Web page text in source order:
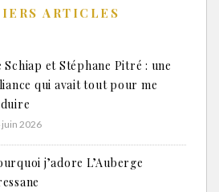
ARTICLES
Schiap et Stéphane Pitré : une
qui avait tout pour me
juin 2026
j’adore L’Auberge